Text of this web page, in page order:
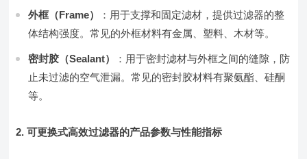
外框（Frame）
：用于支撑和固定滤材，提供过滤器的整
体结构强度。常见的外框材料有金属、塑料、木材等。
密封胶（Sealant）
：用于密封滤材与外框之间的缝隙，防
止未过滤的空气泄漏。常见的密封胶材料有聚氨酯、硅酮
等。
2. 可更换式高效过滤器的产品参数与性能指标